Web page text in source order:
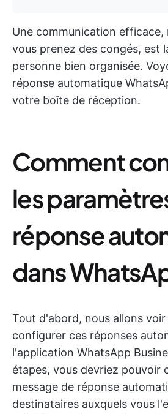
Une communication efficace,
vous prenez des congés, est
personne bien organisée.
réponse automatique
votre boîte de réception.
Comment
les
réponse
dans
Tout d'abord, nous allons
configurer ces réponses
l'application WhatsApp
étapes, vous devriez pouvoir
message de réponse
destinataires auxquels vous